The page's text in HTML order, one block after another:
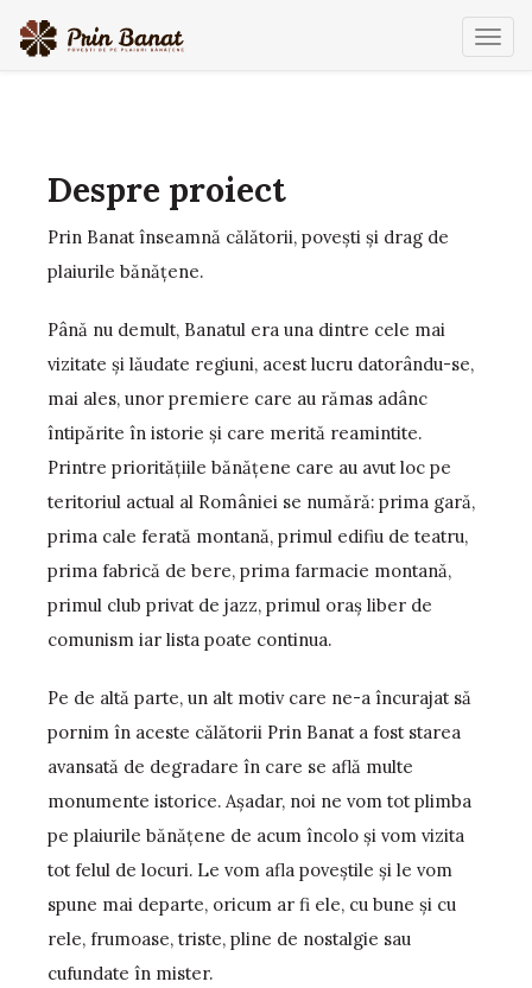
Despre proiect
Prin Banat înseamnă călătorii, poveşti şi drag de
plaiurile bănăţene.
Până nu demult, Banatul era una dintre cele mai
vizitate şi lăudate regiuni, acest lucru datorându-se,
mai ales, unor premiere care au rămas adânc
întipărite în istorie şi care merită reamintite.
Printre priorităţiile bănăţene care au avut loc pe
teritoriul actual al României se numără: prima gară,
prima cale ferată montană, primul edifiu de teatru,
prima fabrică de bere, prima farmacie montană,
primul club privat de jazz, primul oraş liber de
comunism iar lista poate continua.
Pe de altă parte, un alt motiv care ne-a încurajat să
pornim în aceste călătorii Prin Banat a fost starea
avansată de degradare în care se află multe
monumente istorice. Aşadar, noi ne vom tot plimba
pe plaiurile bănăţene de acum încolo și vom vizita
tot felul de locuri. Le vom afla poveştile şi le vom
spune mai departe, oricum ar fi ele, cu bune şi cu
rele, frumoase, triste, pline de nostalgie sau
cufundate în mister.